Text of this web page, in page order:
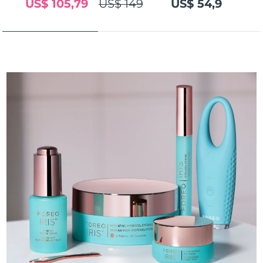
US$ 149
US$ 105,79 US$ 54,9